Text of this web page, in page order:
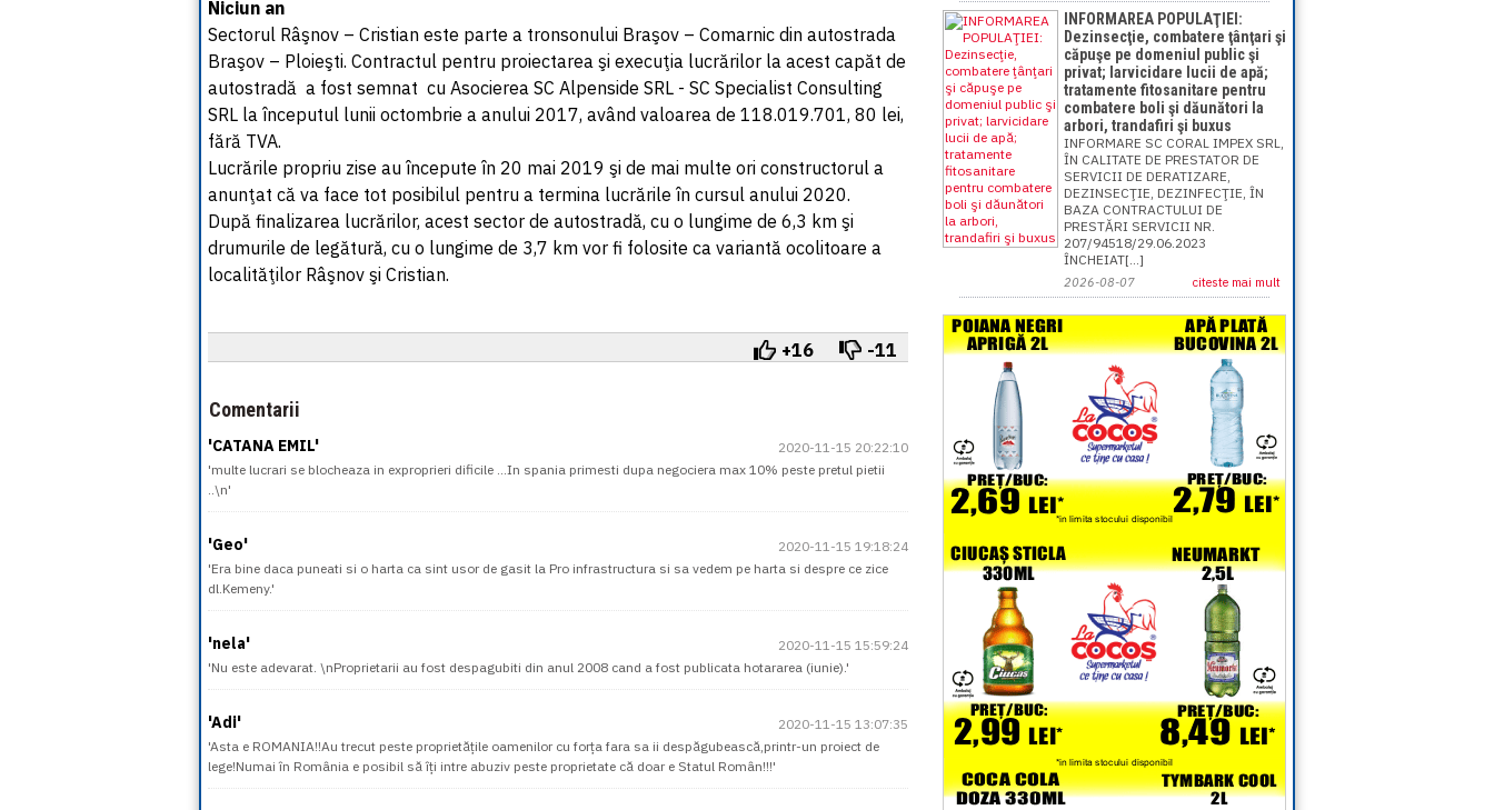
Niciun an
Sectorul Râşnov – Cristian este parte a tronsonului Braşov – Comarnic din autostrada
Braşov – Ploieşti. Contractul pentru proiectarea şi execuţia lucrărilor la acest capăt de
autostradă a fost semnat cu Asocierea SC Alpenside SRL - SC Specialist Consulting
SRL la începutul lunii octombrie a anului 2017, având valoarea de 118.019.701, 80 lei,
fără TVA.
Lucrările propriu zise au începute în 20 mai 2019 şi de mai multe ori constructorul a
anunţat că va face tot posibilul pentru a termina lucrările în cursul anului 2020.
După finalizarea lucrărilor, acest sector de autostradă, cu o lungime de 6,3 km şi
drumurile de legătură, cu o lungime de 3,7 km vor fi folosite ca variantă ocolitoare a
localităţilor Râşnov şi Cristian.
+16 -11
Comentarii
'CATANA EMIL'
2020-11-15 20:22:10
'multe lucrari se blocheaza in exproprieri dificile ...In spania primesti dupa negociera max 10% peste pretul pietii
..\n'
'Geo'
2020-11-15 19:18:24
'Era bine daca puneati si o harta ca sint usor de gasit la Pro infrastructura si sa vedem pe harta si despre ce zice
dl.Kemeny.'
'nela'
2020-11-15 15:59:24
'Nu este adevarat. \nProprietarii au fost despagubiti din anul 2008 cand a fost publicata hotararea (iunie).'
'Adi'
2020-11-15 13:07:35
'Asta e ROMANIA!!Au trecut peste proprietățile oamenilor cu forța fara sa ii despăgubească,printr-un proiect de
lege!Numai în România e posibil să îți intre abuziv peste proprietate că doar e Statul Român!!!'
INFORMAREA POPULAŢIEI:
Dezinsecţie, combatere ţânţari şi
căpuşe pe domeniul public şi
privat; larvicidare lucii de apă;
tratamente fitosanitare pentru
combatere boli şi dăunători la
arbori, trandafiri şi buxus
INFORMARE SC CORAL IMPEX SRL,
ÎN CALITATE DE PRESTATOR DE
SERVICII DE DERATIZARE,
DEZINSECŢIE, DEZINFECŢIE, ÎN
BAZA CONTRACTULUI DE
PRESTĂRI SERVICII NR.
207/94518/29.06.2023
ÎNCHEIAT[...]
2026-08-07 citeste mai mult